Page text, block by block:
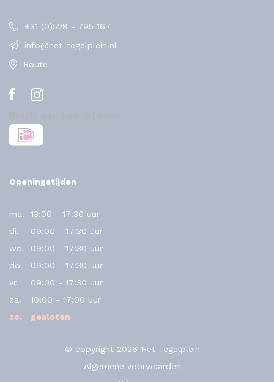
+31 (0)528 - 795 167
info@het-tegelplein.nl
Route
Openingstijden
ma.
13:00 - 17:30 uur
di.
09:00 - 17:30 uur
wo.
09:00 - 17:30 uur
do.
09:00 - 17:30 uur
vr.
09:00 - 17:30 uur
za.
10:00 - 17:00 uur
zo.
gesloten
© copyright 2026 Het Tegelplein
Algemene voorwaarden